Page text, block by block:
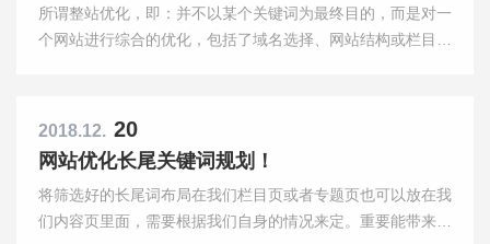
所谓整站优化，即：并不以某个关键词为最终目的，而是对一
个网站进行综合的优化，包括了域名选择、网站结构或栏目设
2018.12. 20
网站优化长尾关键词规划！
将筛选好的长尾词布局在我们栏目页或者专题页也可以放在我
们内容页里面，需要根据我们自身的情况来定。重要能带来转